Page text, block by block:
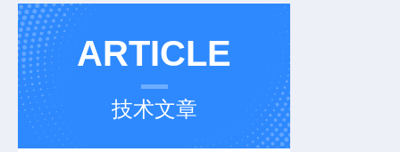
ARTICLE
技术文章